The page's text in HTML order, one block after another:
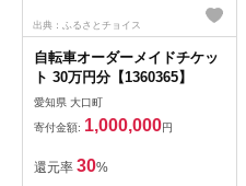
出典：ふるさとチョイス
自転車オーダーメイドチケッ
ト 30万円分【1360365】
愛知県 大口町
寄付金額: 1,000,000円
還元率 30%